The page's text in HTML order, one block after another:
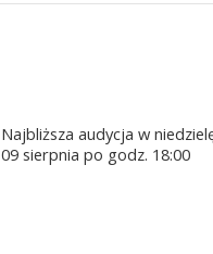
Najbliższa audycja w
09 sierpnia po godz. 18:00